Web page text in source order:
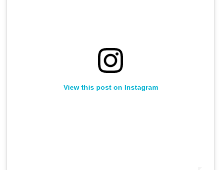
View this post on Instagram